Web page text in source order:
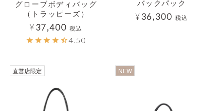
グローブボディバッグ
（トラッピーズ）
¥37,400 税込
4.50
バックパック
¥36,300 税込
直営店限定 NEW